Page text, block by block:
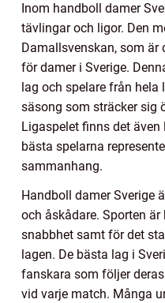
Inom handboll damer
tävlingar och ligor. Den
Damallsvenskan, som
för damer i Sverige.
lag och spelare från hela
säsong som sträcker sig
Ligaspelet finns det
bästa spelarna
sammanhang.
Handboll damer Sverige
och åskådare. Sporten
snabbhet samt för det
lagen. De bästa lag i
fanskara som följer
vid varje match. Många